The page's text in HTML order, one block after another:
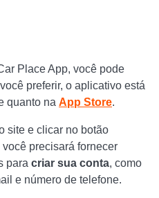
Place App, você pode
preferir, o aplicativo está
quanto na App Store.
site e clicar no botão
você precisará fornecer
para criar sua conta, como
e número de telefone.